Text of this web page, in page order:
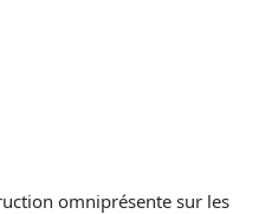
omniprésente sur les